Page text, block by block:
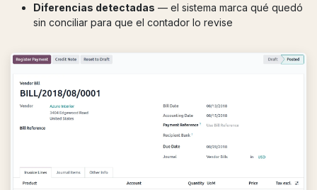
Diferencias detectadas — el sistema marca qué quedó
sin conciliar para que el contador lo revise